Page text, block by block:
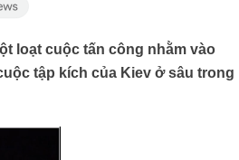
loạt cuộc tấn công nhằm vào
tập kích của Kiev ở sâu trong